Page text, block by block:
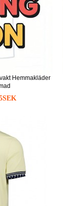
Hemmakläder